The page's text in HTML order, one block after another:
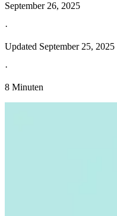
September 26, 2025
·
Updated September 25, 2025
·
8 Minuten